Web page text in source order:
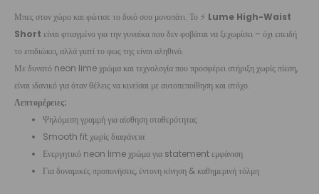
Μπες στον χώρο και φώτισε το δικό σου μονοπάτι. Το ⚡ Lume High-Waist
Short είναι φτιαγμένο για την γυναίκα που δεν φοβάται να ξεχωρίσει – όχι επειδή
το επιδιώκει, αλλά γιατί το φως της είναι αληθινό.
Με δυνατό neon lime χρώμα και τεχνολογία που προσφέρει στήριξη χωρίς πίεση,
είναι ιδανικό για όταν θέλεις να κινείσαι με αυτοπεποίθηση και στόχο.
Λεπτομέρειες:
Ψηλόμεση γραμμή για αίσθηση σταθερότητας
Smooth fit χωρίς διαφάνεια
Ενεργητικό neon lime χρώμα για statement εμφάνιση
Για δυναμικές προπονήσεις, έντονη κίνηση & καθημερινή τόλμη